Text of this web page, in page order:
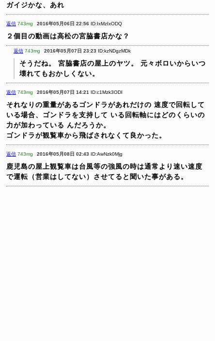
ガイジかな、あれ
返信 743mg 2016年05月06日 22:56 ID:IxMzIxODQ
２個目の動画は高松の宮脇書店かな？
返信 743mg 2016年05月07日 23:23 ID:kzNDgzMDk
そうだね。 宮脇書店の屋上のヤツ。
元々ボロいからいつ
壊れてもおかしくない。
返信 743mg 2016年05月07日 14:21 ID:c1Mzk3ODI
それなりの重量があるゴンドラがあれだけの 速度で回転して
いる場合、ゴンドラを支持して いる回転軸にはどのくらいの
力が加わっている んだろうか。
ゴンドラが観覧車から飛ばされなくて良かった。
返信 743mg 2016年05月08日 02:43 ID:AwNzk0Mjg
鹿児島の屋上観覧車は台風等の強風の時は通常より速い速度
で運転（営業はしてない）させてると聞いた事がある。